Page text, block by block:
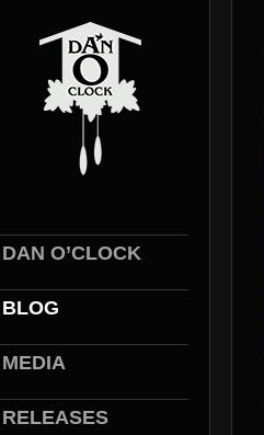
DAN O’CLOCK
BLOG
MEDIA
RELEASES